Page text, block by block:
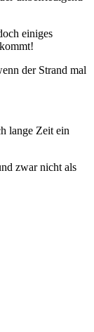
einiges
der Strand mal
lange Zeit ein
zwar nicht als